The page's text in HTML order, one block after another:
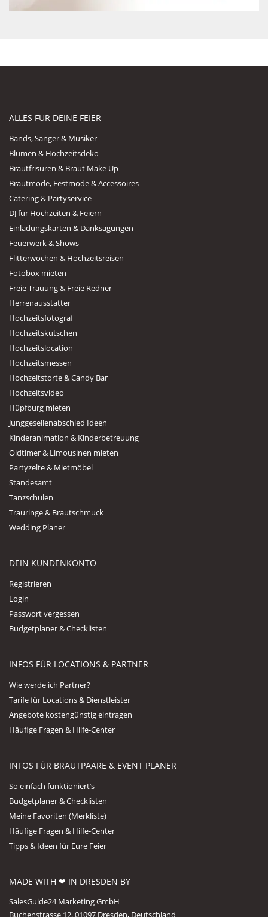
ALLES FÜR DEINE FEIER
Bands, Sänger & Musiker
Blumen & Hochzeitsdeko
Brautfrisuren & Braut Make Up
Brautmode, Festmode & Accessoires
Catering & Partyservice
DJ für Hochzeiten & Feiern
Einladungskarten & Danksagungen
Feuerwerk & Shows
Flitterwochen & Hochzeitsreisen
Fotobox mieten
Freie Trauung & Freie Redner
Herrenausstatter
Hochzeitsfotograf
Hochzeitskutschen
Hochzeitslocation
Hochzeitsmessen
Hochzeitstorte & Candy Bar
Hochzeitsvideo
Hüpfburg mieten
Junggesellenabschied Ideen
Kinderanimation & Kinderbetreuung
Oldtimer & Limousinen mieten
Partyzelte & Mietmöbel
Standesamt
Tanzschulen
Trauringe & Brautschmuck
Wedding Planer
DEIN KUNDENKONTO
Registrieren
Login
Passwort vergessen
Budgetplaner & Checklisten
INFOS FÜR LOCATIONS & PARTNER
Wie werde ich Partner?
Tarife für Locations & Dienstleister
Angebote kostengünstig eintragen
Häufige Fragen & Hilfe-Center
INFOS FÜR BRAUTPAARE & EVENT PLANER
So einfach funktioniert’s
Budgetplaner & Checklisten
Meine Favoriten (Merkliste)
Häufige Fragen & Hilfe-Center
Tipps & Ideen für Eure Feier
MADE WITH ❤ IN DRESDEN BY
SalesGuide24 Marketing GmbH
Buchenstrasse 12, 01097 Dresden, Deutschland